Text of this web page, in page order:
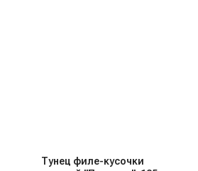
Тунец филе-кусочки